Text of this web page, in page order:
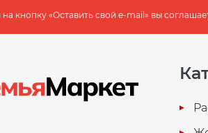
кнопку «Оставить свой e-mail» вы